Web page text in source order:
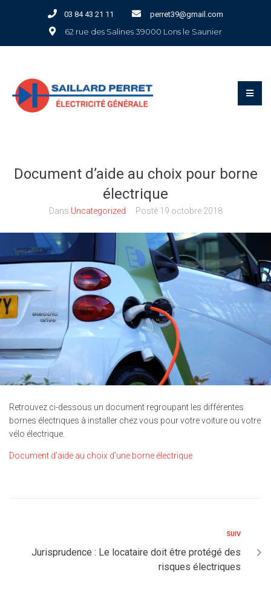
03 84 43 21 11 perret39@gmail.com
62 rue des Salines 39000 Lons le Saunier
Document d’aide au choix pour borne
électrique
Dans Uncategorized Posté 19 octobre 2018
Retrouvez ci-dessous un document regroupant les différentes
bornes électriques à installer chez vous pour votre voiture ou votre
vélo électrique.
Document d’aide au choix d’une borne électrique
SUIV
Jurisprudence : Le locataire doit être protégé des
risques électriques